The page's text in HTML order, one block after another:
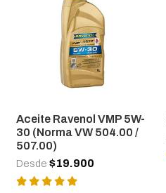
Aceite Ravenol VMP 5W-
30 (Norma VW 504.00 /
507.00)
Desde $19.900